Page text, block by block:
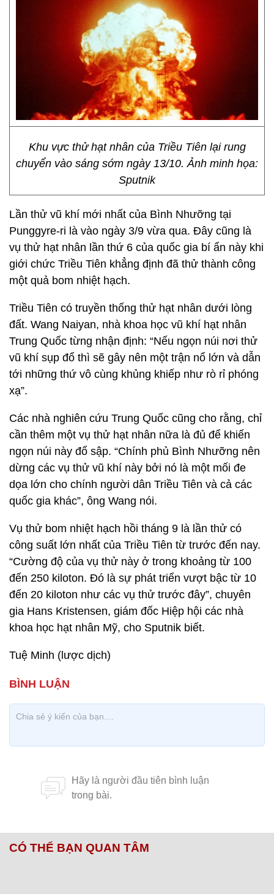
Khu vực thử hạt nhân của Triều Tiên lại rung
chuyển vào sáng sớm ngày 13/10. Ảnh minh họa:
Sputnik
Lần thử vũ khí mới nhất của Bình Nhưỡng tại
Punggyre-ri là vào ngày 3/9 vừa qua. Đây cũng là
vụ thử hạt nhân lần thứ 6 của quốc gia bí ẩn này khi
giới chức Triều Tiên khẳng định đã thử thành công
một quả bom nhiệt hạch.
Triều Tiên có truyền thống thử hạt nhân dưới lòng
đất. Wang Naiyan, nhà khoa học vũ khí hạt nhân
Trung Quốc từng nhận định: “Nếu ngọn núi nơi thử
vũ khí sụp đổ thì sẽ gây nên một trận nổ lớn và dẫn
tới những thứ vô cùng khủng khiếp như rò rỉ phóng
xạ”.
Các nhà nghiên cứu Trung Quốc cũng cho rằng, chỉ
cần thêm một vụ thử hạt nhân nữa là đủ để khiến
ngọn núi này đổ sập. “Chính phủ Bình Nhưỡng nên
dừng các vụ thử vũ khí này bởi nó là một mối đe
dọa lớn cho chính người dân Triều Tiên và cả các
quốc gia khác”, ông Wang nói.
Vụ thử bom nhiệt hạch hồi tháng 9 là lần thử có
công suất lớn nhất của Triều Tiên từ trước đến nay.
“Cường độ của vụ thử này ở trong khoảng từ 100
đến 250 kiloton. Đó là sự phát triển vượt bậc từ 10
đến 20 kiloton như các vụ thử trước đây”, chuyên
gia Hans Kristensen, giám đốc Hiệp hội các nhà
khoa học hạt nhân Mỹ, cho Sputnik biết.
Tuệ Minh (lược dịch)
CÓ THỂ BẠN QUAN TÂM